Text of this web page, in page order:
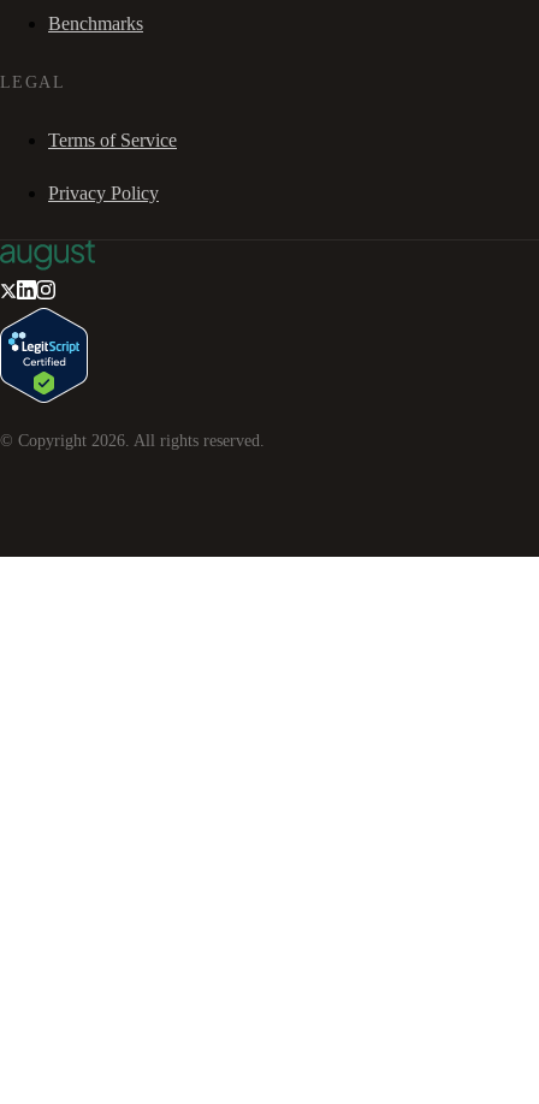
Benchmarks
LEGAL
Terms of Service
Privacy Policy
© Copyright 2026. All rights reserved.